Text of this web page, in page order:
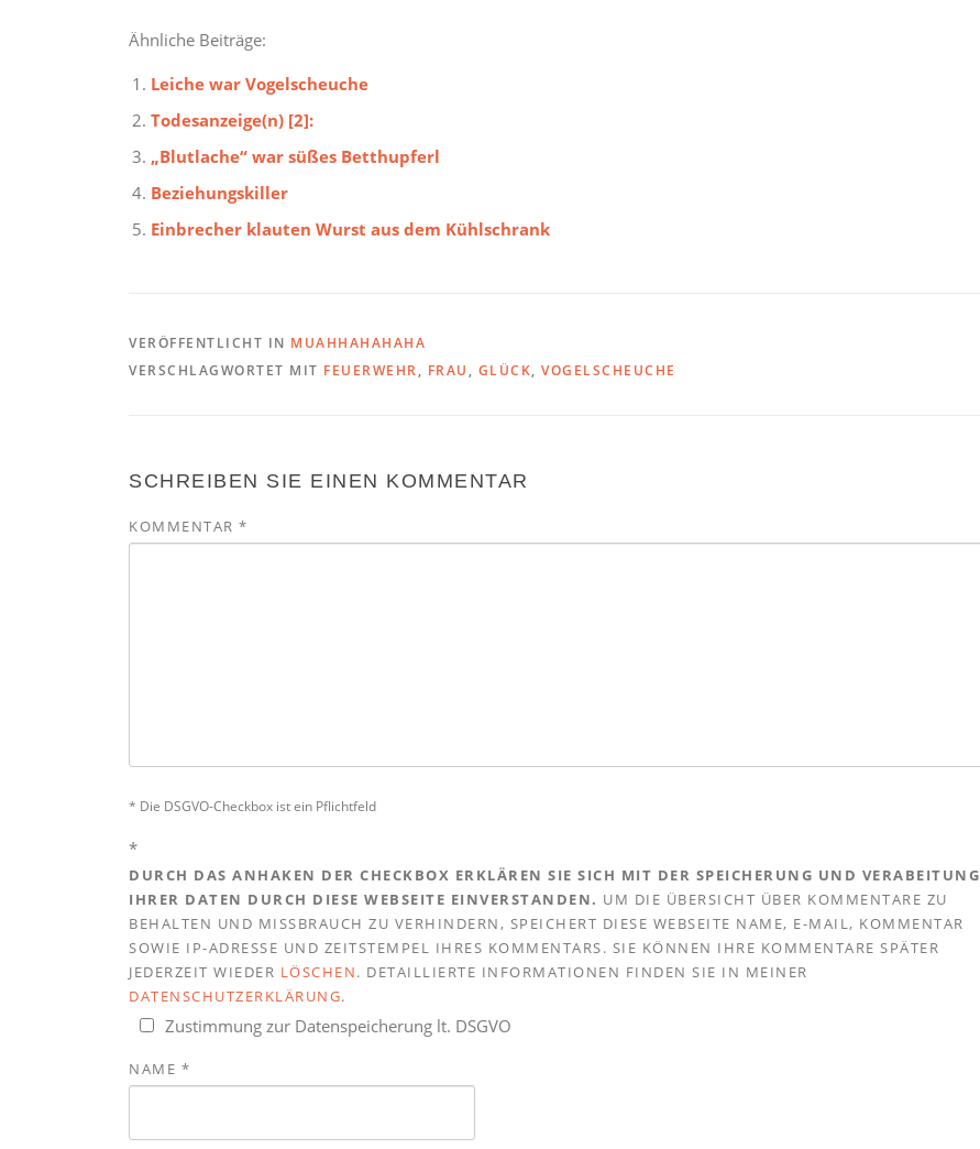
Ähnliche Beiträge:
Leiche war Vogelscheuche
Todesanzeige(n) [2]:
„Blutlache“ war süßes Betthupferl
Beziehungskiller
Einbrecher klauten Wurst aus dem Kühlschrank
VERÖFFENTLICHT IN MUAHHAHAHAHA
VERSCHLAGWORTET MIT FEUERWEHR, FRAU , GLÜCK, VOGELSCHEUCHE
SCHREIBEN SIE EINEN KOMMENTAR
KOMMENTAR *
* Die DSGVO-Checkbox ist ein Pflichtfeld
*
DURCH DAS ANHAKEN DER CHECKBOX ERKLÄREN SIE SICH MIT DER SPEICHERUNG UND VERABEITUNG
IHRER DATEN DURCH DIESE WEBSEITE EINVERSTANDEN. UM DIE ÜBERSICHT ÜBER KOMMENTARE ZU
BEHALTEN UND MISSBRAUCH ZU VERHINDERN, SPEICHERT DIESE WEBSEITE NAME, E-MAIL, KOMMENTAR
SOWIE IP-ADRESSE UND ZEITSTEMPEL IHRES KOMMENTARS. SIE KÖNNEN IHRE KOMMENTARE SPÄTER
JEDERZEIT WIEDER LÖSCHEN. DETAILLIERTE INFORMATIONEN FINDEN SIE IN MEINER
DATENSCHUTZERKLÄRUNG.
Zustimmung zur Datenspeicherung lt. DSGVO
NAME *